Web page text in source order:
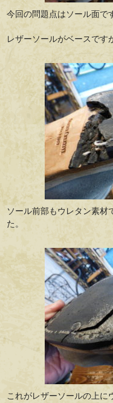
今回の問題点はソール面で
レザーソールがベースです
ソール前部もウレタン素材
た。
これがレザーソールの上に